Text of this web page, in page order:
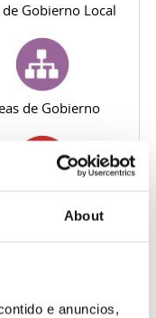
About
e anuncios,
de Gobierno Local
de Gobierno
Municipal
selectivos